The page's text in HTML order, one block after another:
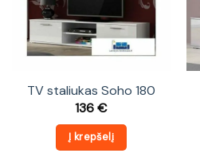
TV staliukas Soho 180
136€
Į krepšelį